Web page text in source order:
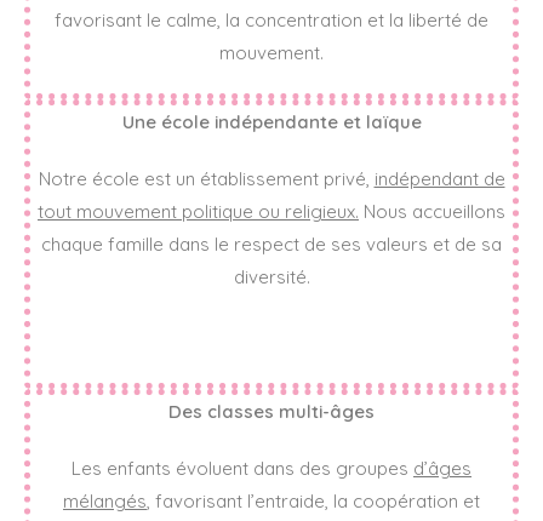
favorisant le calme, la concentration et la liberté de
mouvement.
Une école indépendante et laïque
Notre école est un établissement privé, indépendant de
tout mouvement politique ou religieux. Nous accueillons
chaque famille dans le respect de ses valeurs et de sa
diversité.
Des classes multi-âges
Les enfants évoluent dans des groupes d’âges
mélangés, favorisant l’entraide, la coopération et